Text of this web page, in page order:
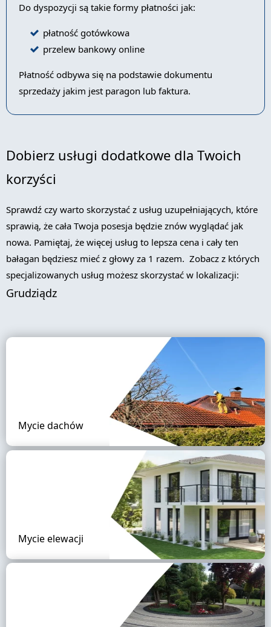
Do dyspozycji są takie formy płatności jak:
płatność gotówkowa
przelew bankowy online
Płatność odbywa się na podstawie dokumentu
sprzedaży jakim jest paragon lub faktura.
Dobierz usługi dodatkowe dla Twoich
korzyści
Sprawdź czy warto skorzystać z usług uzupełniających, które
sprawią, że cała Twoja posesja będzie znów wyglądać jak
nowa. Pamiętaj, że więcej usług to lepsza cena i cały ten
bałagan będziesz mieć z głowy za 1 razem. Zobacz z których
specjalizowanych usług możesz skorzystać w lokalizacji:
Grudziądz
Mycie dachów
Mycie elewacji